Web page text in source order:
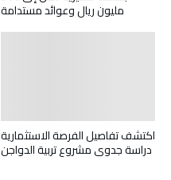
مليون ريال وعوائد مستدامة
اكتشف تفاصيل الفرصة الاستثمارية
دراسة جدوى مشروع تربية الدواجن